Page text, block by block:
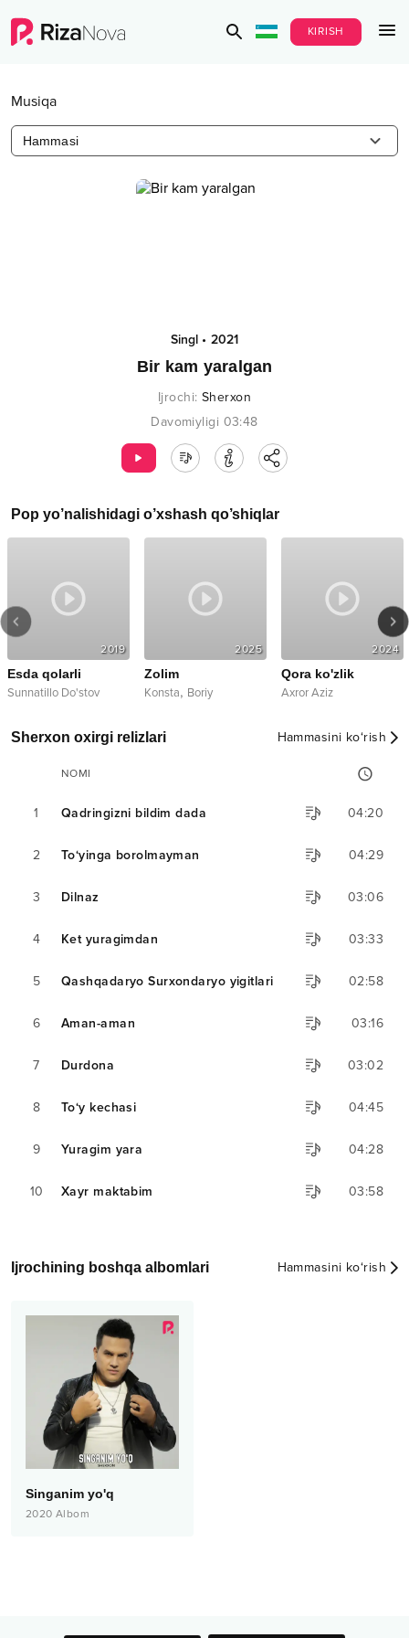
KIRISH
Musiqa
Hammasi
Singl • 2021
Bir kam yaralgan
Ijrochi: Sherxon
Davomiyligi 03:48
Pop yo’nalishidagi o’xshash qo’shiqlar
2019
Esda qolarli
Sunnatillo Do'stov
2025
Zolim
Konsta, Boriy
2024
Qora ko'zlik
Axror Aziz
Sherxon oxirgi relizlari Hammasini ko‘rish
NOMI
1 Qadringizni bildim dada 04:20
2 To‘yinga borolmayman 04:29
3 Dilnaz 03:06
4 Ket yuragimdan 03:33
5 Qashqadaryo Surxondaryo yigitlari 02:58
6 Aman-aman 03:16
7 Durdona 03:02
8 To‘y kechasi 04:45
9 Yuragim yara 04:28
10 Xayr maktabim 03:58
Ijrochining boshqa albomlari Hammasini ko‘rish
Singanim yo'q
2020 Albom